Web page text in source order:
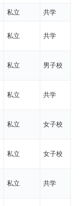
私立 共学
私立 共学
私立 男子校
私立 共学
私立 女子校
私立 女子校
私立 共学